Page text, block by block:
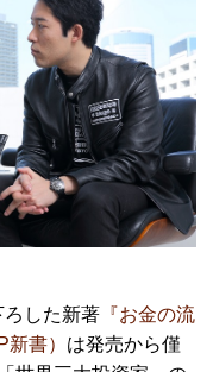
した新著 『お金の流
書） は発売から僅